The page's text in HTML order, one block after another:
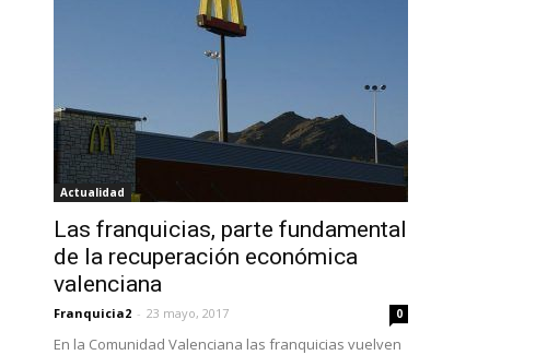
Actualidad
Las franquicias, parte fundamental
de la recuperación económica
valenciana
Franquicia2 - 23 mayo, 2017 0
En la Comunidad Valenciana las franquicias vuelven